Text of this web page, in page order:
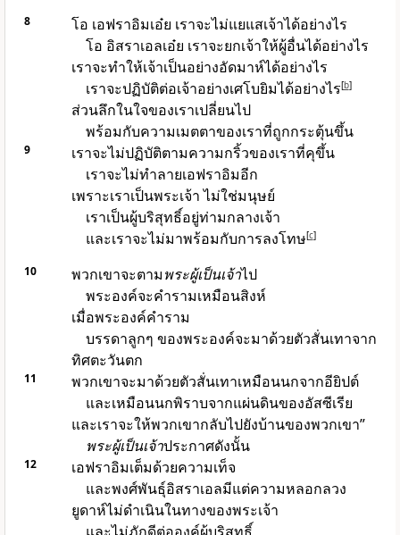
8
โอ เอฟราอิมเอ๋ย เราจะไม่แยแสเจ้าได้อย่างไร
โอ อิสราเอลเอ๋ย เราจะยกเจ้าให้ผู้อื่นได้อย่างไร
เราจะทำให้เจ้าเป็นอย่างอัดมาห์ได้อย่างไร
เราจะปฏิบัติต่อเจ้าอย่างเศโบยิมได้อย่างไร[b]
ส่วนลึกในใจของเราเปลี่ยนไป
พร้อมกับความเมตตาของเราที่ถูกกระตุ้นขึ้น
9
เราจะไม่ปฏิบัติตามความกริ้วของเราที่คุขึ้น
เราจะไม่ทำลายเอฟราอิมอีก
เพราะเราเป็นพระเจ้า ไม่ใช่มนุษย์
เราเป็นผู้บริสุทธิ์อยู่ท่ามกลางเจ้า
และเราจะไม่มาพร้อมกับการลงโทษ[c]
10 พวกเขาจะตามพระผู้เป็นเจ้าไป
พระองค์จะคำรามเหมือนสิงห์
เมื่อพระองค์คำราม
บรรดาลูกๆ ของพระองค์จะมาด้วยตัวสั่นเทาจาก
ทิศตะวันตก
11
พวกเขาจะมาด้วยตัวสั่นเทาเหมือนนกจากอียิปต์
และเหมือนนกพิราบจากแผ่นดินของอัสซีเรีย
และเราจะให้พวกเขากลับไปยังบ้านของพวกเขา”
พระผู้เป็นเจ้าประกาศดังนั้น
12
เอฟราอิมเต็มด้วยความเท็จ
และพงศ์พันธุ์อิสราเอลมีแต่ความหลอกลวง
ยูดาห์ไม่ดำเนินในทางของพระเจ้า